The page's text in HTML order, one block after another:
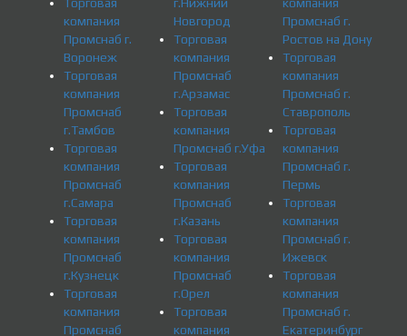
Торговая
компания
Промснаб г.
Воронеж
Торговая
компания
Промснаб
г.Тамбов
Торговая
компания
Промснаб
г.Самара
Торговая
компания
Промснаб
г.Кузнецк
Торговая
компания
Промснаб
г.Нижний
Новгород
Торговая
компания
Промснаб
г.Арзамас
Торговая
компания
Промснаб г.Уфа
Торговая
компания
Промснаб
г.Казань
Торговая
компания
Промснаб
г.Орел
Торговая
компания
компания
Промснаб г.
Ростов на Дону
Торговая
компания
Промснаб г.
Ставрополь
Торговая
компания
Промснаб г.
Пермь
Торговая
компания
Промснаб г.
Ижевск
Торговая
компания
Промснаб г.
Екатеринбург